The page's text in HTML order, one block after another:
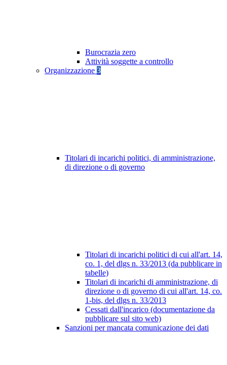
Burocrazia zero
Attività soggette a controllo
Organizzazione 3
Titolari di incarichi politici, di amministrazione,
di direzione o di governo
Titolari di incarichi politici di cui all'art. 14,
co. 1, del dlgs n. 33/2013 (da pubblicare in
tabelle)
Titolari di incarichi di amministrazione, di
direzione o di governo di cui all'art. 14, co.
1-bis, del dlgs n. 33/2013
Cessati dall'incarico (documentazione da
pubblicare sul sito web)
Sanzioni per mancata comunicazione dei dati